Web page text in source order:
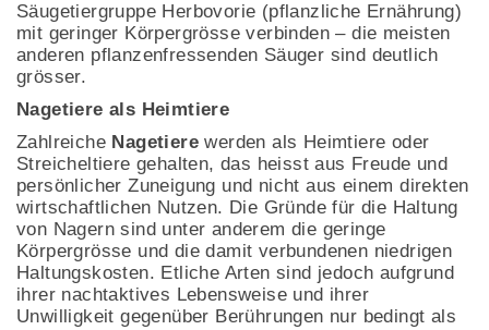
Säugetiergruppe Herbovorie (pflanzliche Ernährung)
mit geringer Körpergrösse verbinden – die meisten
anderen pflanzenfressenden Säuger sind deutlich
grösser.
Nagetiere als Heimtiere
Zahlreiche Nagetiere werden als Heimtiere oder
Streicheltiere gehalten, das heisst aus Freude und
persönlicher Zuneigung und nicht aus einem direkten
wirtschaftlichen Nutzen. Die Gründe für die Haltung
von Nagern sind unter anderem die geringe
Körpergrösse und die damit verbundenen niedrigen
Haltungskosten. Etliche Arten sind jedoch aufgrund
ihrer nachtaktives Lebensweise und ihrer
Unwilligkeit gegenüber Berührungen nur bedingt als